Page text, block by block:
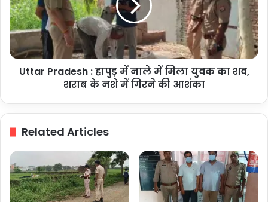
में
नाले
में
युवक
की
आशंका
Uttar Pradesh : हापुड़ में नाले में मिला युवक का शव,
शराब के नशे में गिरने की आशंका
Related Articles